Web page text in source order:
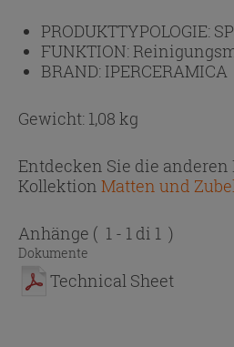
PRODUKTTYPOLOGIE:
FUNKTION:
BRAND: IPERCERAMICA
Gewicht: 1,08 kg
Entdecken Sie die anderen
Kollektion Matten und
Anhänge ( 1 - 1 di 1 )
Dokumente
Technical Sheet